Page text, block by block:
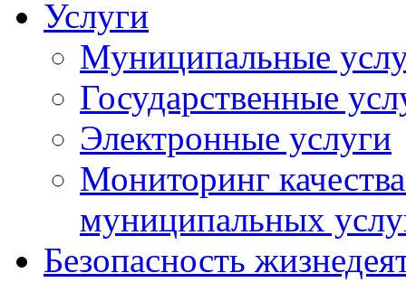
Услуги
Муниципальные
Государственные
Электронные услуги
Мониторинг
муниципальных
Безопасность